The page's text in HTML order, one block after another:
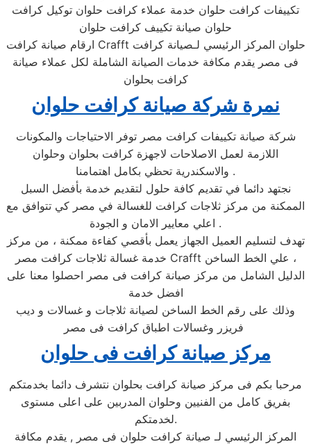
تكييفات كرافت حلوان خدمة عملاء كرافت حلوان توكيل كرافت
حلوان صيانة تكييف كرافت حلوان
ارقام صيانة كرافت Crafft حلوان المركز الرئيسي لـصيانة كرافت
فى مصر يقدم مكافة خدمات الصيانة الشاملة لكل عملاء صيانة
كرافت بحلوان
نمرة شركة صيانة كرافت حلوان
شركة صيانة تكييفات كرافت مصر توفر الاحتياجات والمكونات
اللازمة لعمل الاصلاحات لاجهزة كرافت بحلوان وحلوان
والاسكندرية تحظي بكامل اهتمامنا .
نجتهد دائما في تقديم كافة حلول لتقديم خدمة بأفضل السبل
الممكنة من مركز ثلاجات كرافت للغسالة في مصر كي تتوافق مع
اعلي معايير الامان و الجودة .
تهدف لتسليم العميل الجهاز يعمل بأقصي كفاءة ممكنة ، من مركز
خدمة غسالة ثلاجات كرافت مصر Crafft علي الخط الساخن ،
الدليل الشامل من مركز صيانة كرافت فى مصر احصلوا معنا على
افضل خدمة
وذلك على رقم الخط الساخن لصيانة ثلاجات و غسالات و ديب
مركز صيانة كرافت فى حلوان
مرحبا بكم فى مركز صيانة كرافت بحلوان نتشرف دائما بخدمتكم
بفريق كامل من الفنيين وحلوان المدربين على اعلى مستوى
لخدمتكم.
المركز الرئيسي لـ صيانة كرافت حلوان فى مصر , يقدم مكافة